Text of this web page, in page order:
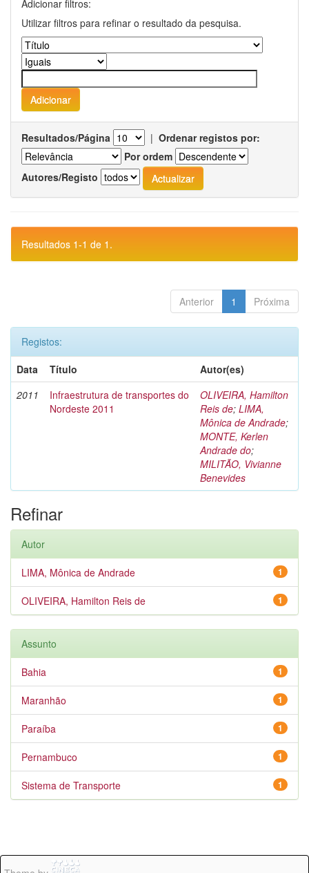
Adicionar filtros:
Utilizar filtros para refinar o resultado da pesquisa.
Resultados/Página | Ordenar registos por:
Por ordem
Autores/Registo
Resultados 1-1 de 1.
Anterior 1 Próxima
Registos:
Data
Título
Autor(es)
2011
Infraestrutura de transportes do
Nordeste 2011
OLIVEIRA, Hamilton
Reis de; LIMA,
Mônica de Andrade;
MONTE, Kerlen
Andrade do;
MILITÃO, Vivianne
Benevides
Refinar
Autor
1
LIMA, Mônica de Andrade
1
OLIVEIRA, Hamilton Reis de
Assunto
1
Bahia
1
Maranhão
1
Paraíba
1
Pernambuco
1
Sistema de Transporte